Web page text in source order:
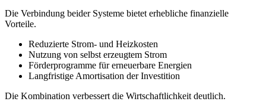
Die Verbindung beider Systeme bietet erhebliche finanzielle
Vorteile.
Reduzierte Strom- und Heizkosten
Nutzung von selbst erzeugtem Strom
Förderprogramme für erneuerbare Energien
Langfristige Amortisation der Investition
Die Kombination verbessert die Wirtschaftlichkeit deutlich.